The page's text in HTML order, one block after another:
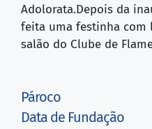
Pároco
Data de Fundação
Adolorata.Depois da
feita uma festinha com
salão do Clube de